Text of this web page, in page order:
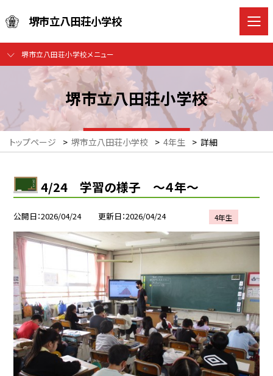
堺市立八田荘小学校
堺市立八田荘小学校メニュー
堺市立八田荘小学校
トップページ > 堺市立八田荘小学校 > 4年生 > 詳細
4/24 学習の様子 ～４年～
公開日 2026/04/24 更新日 2026/04/24 4年生